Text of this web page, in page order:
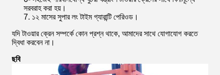
সরবরাহ করা হয়।
7. ১২ মাসের সুপার লং টাইম গ্যারান্টি পেরিওড।
যদি টাওয়ার ক্রেন সম্পর্কে কোন প্রশ্ন থাকে, আমাদের সাথে যোগাযোগ করতে
দ্বিধা করবেন না।
ছবি